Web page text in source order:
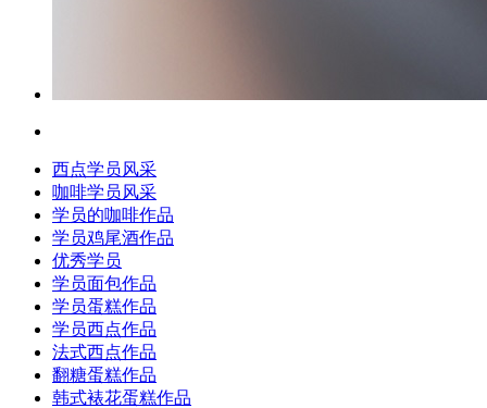
西点学员风采
咖啡学员风采
学员的咖啡作品
学员鸡尾酒作品
优秀学员
学员面包作品
学员蛋糕作品
学员西点作品
法式西点作品
翻糖蛋糕作品
韩式裱花蛋糕作品